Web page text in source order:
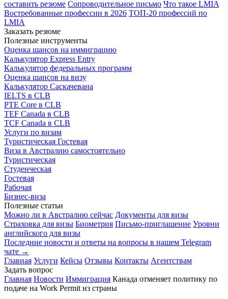
составить резюме Сопроводительное письмо Что такое LMIA
Востребованные профессии в 2026 ТОП-20 профессий по
LMIA
Заказать резюме
Полезные инструменты
Оценка шансов на иммиграцию
Калькулятор Express Entry
Калькулятор федеральных программ
Оценка шансов на визу
Калькулятор Саскачевана
IELTS в CLB
PTE Core в CLB
TEF Canada в CLB
TCF Canada в CLB
Услуги по визам
Туристическая Гостевая
Виза в Австралию самостоятельно
Туристическая
Студенческая
Гостевая
Рабочая
Бизнес-виза
Полезные статьи
Можно ли в Австралию сейчас Документы для визы
Страховка для визы Биометрия Письмо-приглашение Уровни
английского для визы
Последние новости и ответы на вопросы в нашем Telegram
чате →
Главная Услуги Кейсы Отзывы Контакты Агентствам
Задать вопрос
Главная Новости Иммиграция Канада отменяет политику по
подаче на Work Permit из страны